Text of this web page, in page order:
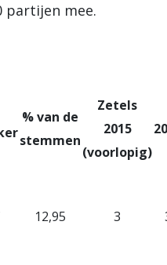
partijen mee.
% van de
stemmen
Zetels
2015
(voorlopig)
12,95 3